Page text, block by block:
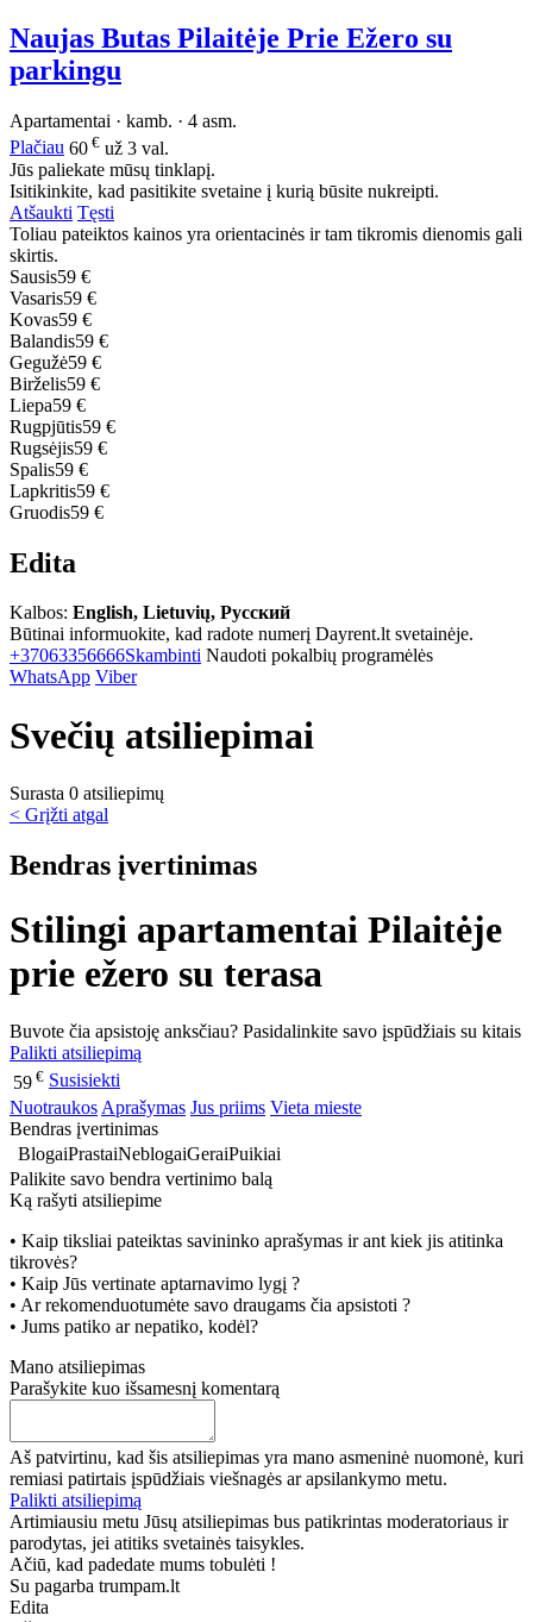
Naujas Butas Pilaitėje Prie Ežero su
parkingu
Apartamentai · kamb. · 4 asm.
Plačiau 60 € už 3 val.
Jūs paliekate mūsų tinklapį.
Isitikinkite, kad pasitikite svetaine į kurią būsite nukreipti.
Atšaukti Tęsti
Toliau pateiktos kainos yra orientacinės ir tam tikromis dienomis gali
skirtis.
Sausis59 €
Vasaris59 €
Kovas59 €
Balandis59 €
Gegužė59 €
Birželis59 €
Liepa59 €
Rugpjūtis59 €
Rugsėjis59 €
Spalis59 €
Lapkritis59 €
Gruodis59 €
Edita
Kalbos: English, Lietuvių, Русский
Būtinai informuokite, kad radote numerį Dayrent.lt svetainėje.
+37063356666Skambinti Naudoti pokalbių programėlės
WhatsApp Viber
Svečių atsiliepimai
Surasta 0 atsiliepimų
< Grįžti atgal
Bendras įvertinimas
Stilingi apartamentai Pilaitėje
prie ežero su terasa
Buvote čia apsistoję anksčiau? Pasidalinkite savo įspūdžiais su kitais
Palikti atsiliepimą
59 € Susisiekti
Nuotraukos Aprašymas Jus priims Vieta mieste
Bendras įvertinimas
BlogaiPrastaiNeblogaiGeraiPuikiai
Palikite savo bendra vertinimo balą
Ką rašyti atsiliepime
• Kaip tiksliai pateiktas savininko aprašymas ir ant kiek jis atitinka
tikrovės?
• Kaip Jūs vertinate aptarnavimo lygį ?
• Ar rekomenduotumėte savo draugams čia apsistoti ?
• Jums patiko ar nepatiko, kodėl?
Mano atsiliepimas
Parašykite kuo išsamesnį komentarą
Aš patvirtinu, kad šis atsiliepimas yra mano asmeninė nuomonė, kuri
remiasi patirtais įspūdžiais viešnagės ar apsilankymo metu.
Palikti atsiliepimą
Artimiausiu metu Jūsų atsiliepimas bus patikrintas moderatoriaus ir
parodytas, jei atitiks svetainės taisykles.
Ačiū, kad padedate mums tobulėti !
Su pagarba trumpam.lt
Edita